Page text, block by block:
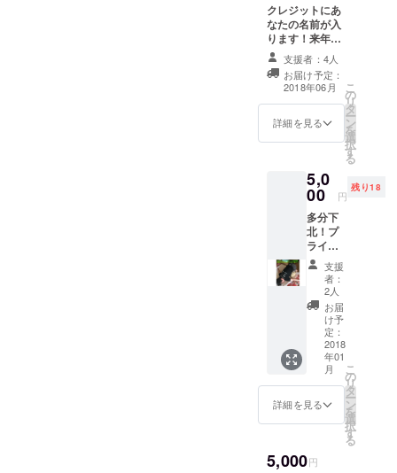
クレジットにあ
なたの名前が入
ります！来年発
売予定クラウド
ファンディング
支援者限定ジャ
ケットNEW
ALBUM！
支援者：4人
お届け予定：
2018年06月
詳細を見る
こ
の
リ
タ
ー
ン
を
選
択
す
る
5,0
00 円
残り18
多分下
北！プ
ライ
ベート
ROAメ
ンバー
交流会
参加
権！
支援
者：
2人
お届
け予
定：
2018
年01
月
詳細を見る
こ
の
リ
タ
ー
ン
を
選
択
す
る
5,000円